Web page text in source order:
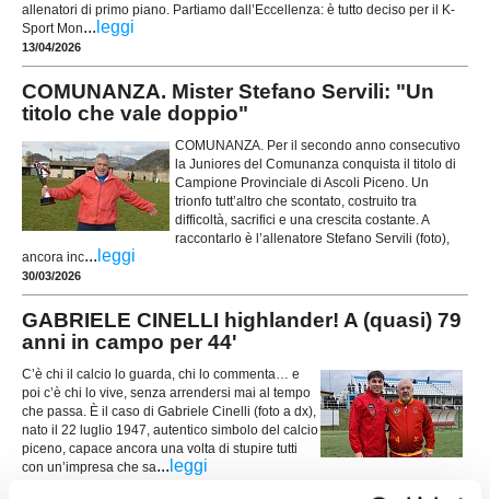
allenatori di primo piano. Partiamo dall’Eccellenza: è tutto deciso per il K-
Sport Mon... leggi
13/04/2026
COMUNANZA. Mister Stefano Servili: "Un
titolo che vale doppio"
COMUNANZA. Per il secondo anno consecutivo
la Juniores del Comunanza conquista il titolo di
Campione Provinciale di Ascoli Piceno. Un
trionfo tutt’altro che scontato, costruito tra
difficoltà, sacrifici e una crescita costante. A
raccontarlo è l’allenatore Stefano Servili (foto),
ancora inc... leggi
30/03/2026
GABRIELE CINELLI highlander! A (quasi) 79
anni in campo per 44'
C’è chi il calcio lo guarda, chi lo commenta… e
poi c’è chi lo vive, senza arrendersi mai al tempo
che passa. È il caso di Gabriele Cinelli (foto a dx),
nato il 22 luglio 1947, autentico simbolo del calcio
piceno, capace ancora una volta di stupire tutti
con un’impresa che sa... leggi